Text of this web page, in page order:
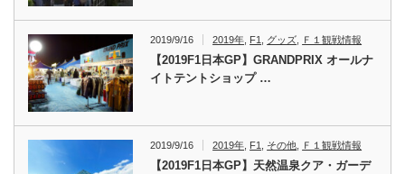
2019/9/16 2019年 F1 グッズ Ｆ１観戦情報
【2019F1日本GP】GRANDPRIX オールナ
イトテントショップ …
2019/9/16 2019年 F1 その他 Ｆ１観戦情報
【2019F1日本GP】天然温泉クア・ガーデ